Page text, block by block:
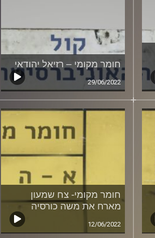
חומר מקומי – רזיאל יהודאי
29/06/2022
חומר מקומי- צח שמעון
מארח את משה כורסיה
12/06/2022